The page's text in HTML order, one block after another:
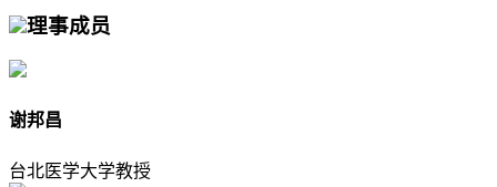
理事成员
谢邦昌
台北医学大学教授